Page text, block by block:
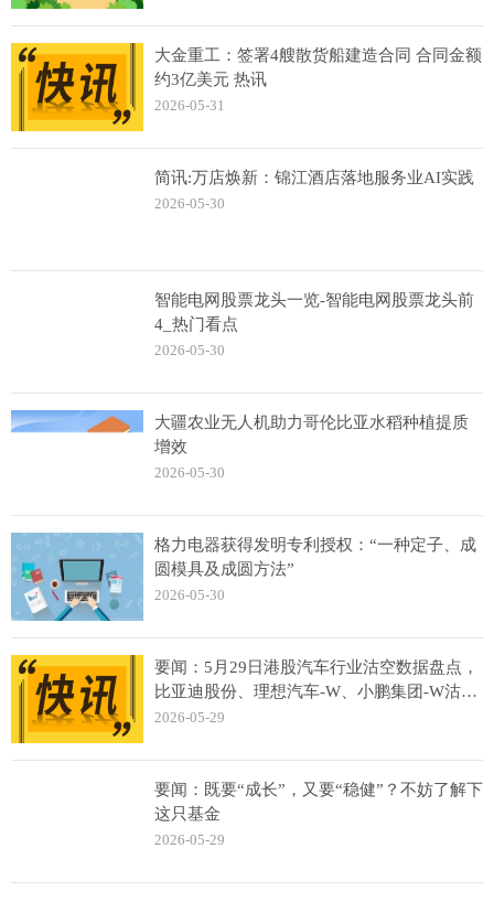
大金重工：签署4艘散货船建造合同 合同金额
约3亿美元 热讯
2026-05-31
简讯:万店焕新：锦江酒店落地服务业AI实践
2026-05-30
智能电网股票龙头一览-智能电网股票龙头前
4_热门看点
2026-05-30
大疆农业无人机助力哥伦比亚水稻种植提质
增效
2026-05-30
格力电器获得发明专利授权：“一种定子、成
圆模具及成圆方法”
2026-05-30
要闻：5月29日港股汽车行业沽空数据盘点，
比亚迪股份、理想汽车-W、小鹏集团-W沽空
金额位居行业前三
2026-05-29
要闻：既要“成长”，又要“稳健”？不妨了解下
这只基金
2026-05-29